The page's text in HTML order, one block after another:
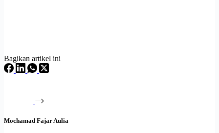
Bagikan artikel ini
Mochamad Fajar Aulia